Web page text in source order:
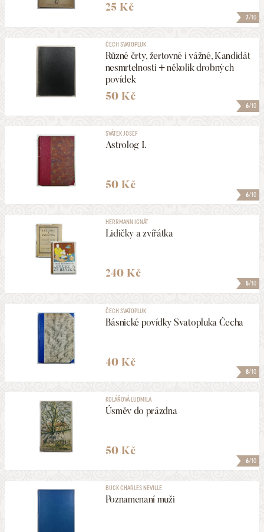
7/10
25 Kč
6/10
ČECH SVATOPLUK
Různé črty, žertovné i vážné, Kandidát
nesmrtelnosti + několik drobných
povídek
50 Kč
6/10
SVÁTEK JOSEF
Astrolog I.
50 Kč
5/10
HERRMANN IGNÁT
Lidičky a zvířátka
240 Kč
8/10
ČECH SVATOPLUK
Básnické povídky Svatopluka Čecha
40 Kč
6/10
KOLÁŘOVÁ LUDMILA
Úsměv do prázdna
50 Kč
BUCK CHARLES NEVILLE
Poznamenaní muži